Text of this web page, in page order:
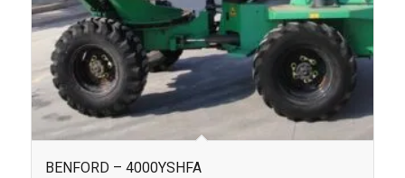
BENFORD – 4000YSHFA